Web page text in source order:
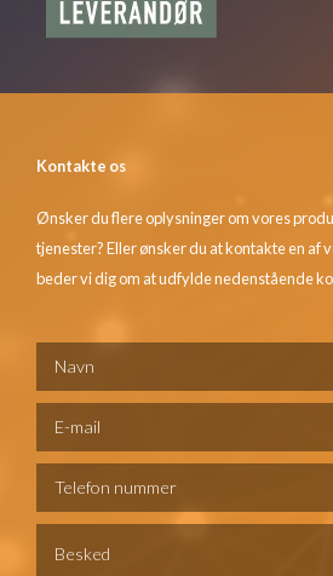
Kontakte os
Ønsker du flere oplysninger om vores
tjenester? Eller ønsker du at kontakte en af
beder vi dig om at udfylde nedenstående